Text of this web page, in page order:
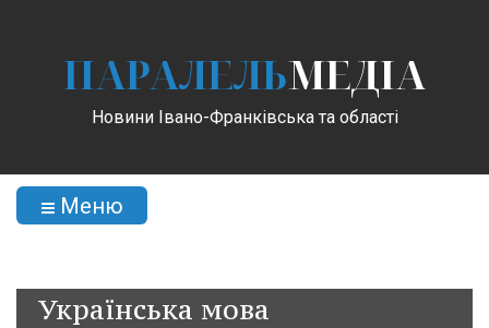
ПАРАЛЕЛЬМЕДІА
Новини Івано-Франківська та області
Меню
Українська мова